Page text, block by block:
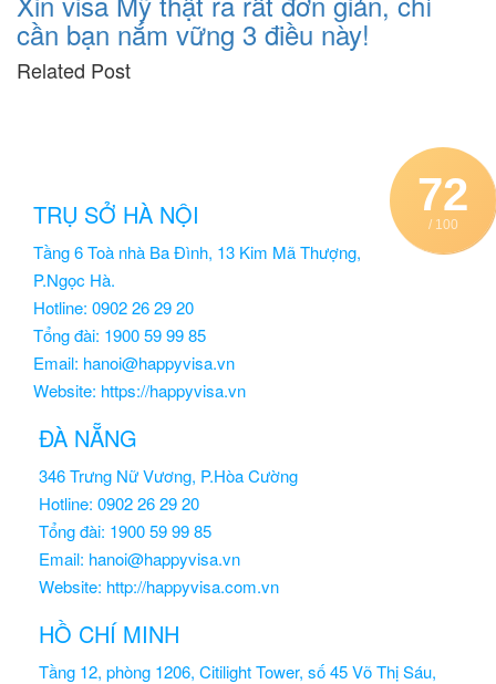
cần bạn nắm vững 3 điều này!
Related Post
72
/ 100
TRỤ SỞ HÀ NỘI
Tầng 6 Toà nhà Ba Đình, 13 Kim Mã Thượng,
P.Ngọc Hà.
Hotline: 0902 26 29 20
Tổng đài: 1900 59 99 85
Email: hanoi@happyvisa.vn
Website: https://happyvisa.vn
ĐÀ NẴNG
346 Trưng Nữ Vương, P.Hòa Cường
Hotline: 0902 26 29 20
Tổng đài: 1900 59 99 85
Email: hanoi@happyvisa.vn
Website: http://happyvisa.com.vn
HỒ CHÍ MINH
Tầng 12, phòng 1206, Citilight Tower, số 45 Võ Thị Sáu,